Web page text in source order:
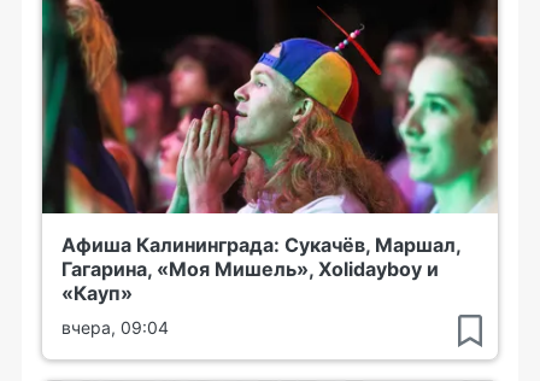
Афиша Калининграда: Сукачёв, Маршал,
Гагарина, «Моя Мишель», Xolidayboy и
«Кауп»
вчера, 09:04